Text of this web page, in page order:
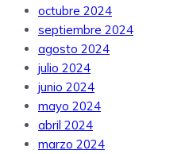
octubre 2024
septiembre 2024
agosto 2024
julio 2024
junio 2024
mayo 2024
abril 2024
marzo 2024